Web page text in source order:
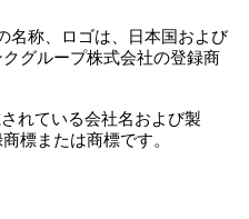
名称、ロゴは、日本国および
グループ株式会社の登録商
れている会社名および製
標または商標です。